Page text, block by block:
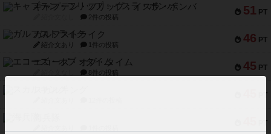
51 PT
キャプテン・フリップ：イスラ・ボンバ
2件の投稿
46 PT
ガルフストライク
紹介文あり 1件の投稿
45 PT
エコーズ・オブ・タイム
8件の投稿
PT
PT